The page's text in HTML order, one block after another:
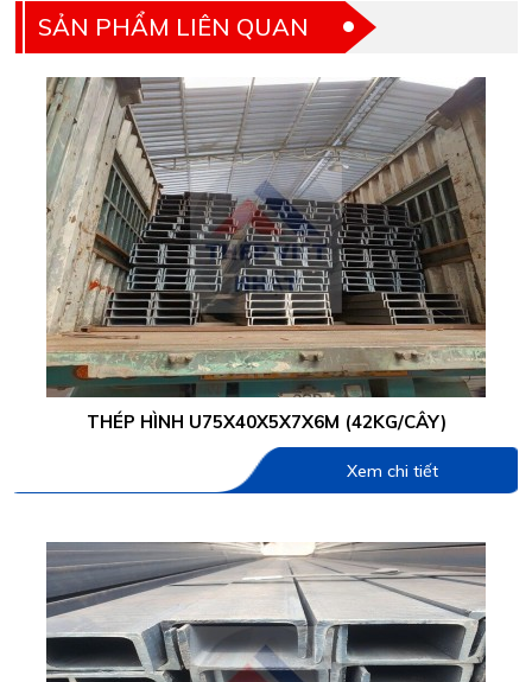
SẢN PHẨM LIÊN QUAN
THÉP HÌNH U75X40X5X7X6M (42KG/CÂY)
Xem chi tiết